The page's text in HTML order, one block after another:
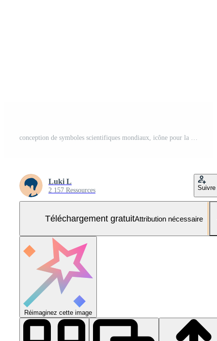
conception de symboles scientifiques mondiaux, icône pour la technologie scientifique Vecteur Gratuit et SVG Gratuit
Luki L
2 157 Ressources Suivre
Téléchargement gratuitAttribution nécessaire
Réimaginez cette image